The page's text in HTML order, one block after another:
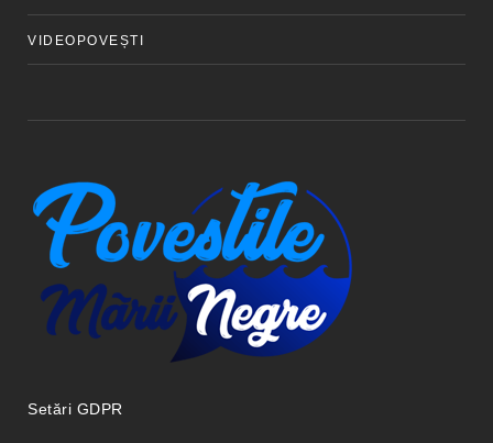
VIDEOPOVEȘTI
Setări GDPR